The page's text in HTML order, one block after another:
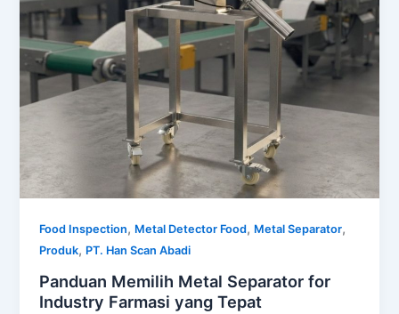
Food Inspection, Metal Detector Food, Metal Separator,
Produk, PT. Han Scan Abadi
Panduan Memilih Metal Separator for
Industry Farmasi yang Tepat